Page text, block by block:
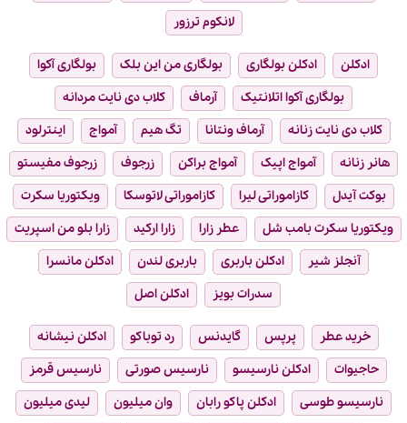
لانکوم ترزور
ادکلن ادکلن بولگاری بولگاری من این بلک
بولگاری آکوا
بولگاری آکوا اتلانتیک
آرماف
کلاب دی نایت مردانه
کلاب دی نایت زنانه
آرماف ونتانا تگ هیم آمواج
اینترلود
هانر زنانه
آمواج اپیک آمواج براکن زرجوف
زرجوف مفیستو
بوکت آیدل
کازاموراتی لیرا کازاموراتی لاتوسکا
ویکتوریا سکرت
ویکتوریا سکرت بامب شل
عطر زارا زارا ارکید
زارا بلو من اسپریت
آنجلز شیر
ادکلن باربری باربری لندن
ادکلن مانسرا
سدرات بویز
ادکلن اصل
خرید عطر پرپس گایدنس رد توباکو
ادکلن نیشانه
حاجیوات
ادکلن نارسیسو نارسیس صورتی
نارسیس قرمز
نارسیسو طوسی
ادکلن پاکو رابان وان میلیون
لیدی میلیون